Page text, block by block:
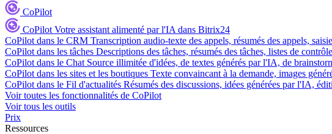
CoPilot
CoPilot Votre assistant alimenté par l'IA dans Bitrix24
CoPilot dans le CRM Transcription audio-texte des appels, résumés des appels,
CoPilot dans les tâches Descriptions des tâches, résumés des tâches, listes de
CoPilot dans le Chat Source illimitée d'idées, de textes générés par l'IA, de
CoPilot dans les sites et les boutiques Texte convaincant à la demande, images
CoPilot dans le Fil d'actualités Résumés des discussions, idées générées par l'IA,
Voir toutes les fonctionnalités de CoPilot
Voir tous les outils
Prix
Ressources